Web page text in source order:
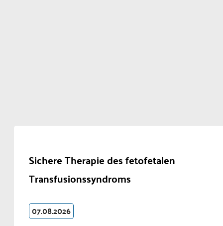
Sichere Therapie des fetofetalen
Transfusionssyndroms
07.08.2026